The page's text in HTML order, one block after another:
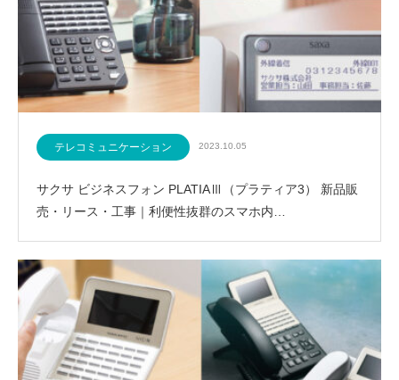
テレコミュニケーション 2023.10.05
サクサ ビジネスフォン PLATIAⅢ（プラティア3） 新品販
売・リース・工事｜利便性抜群のスマホ内…